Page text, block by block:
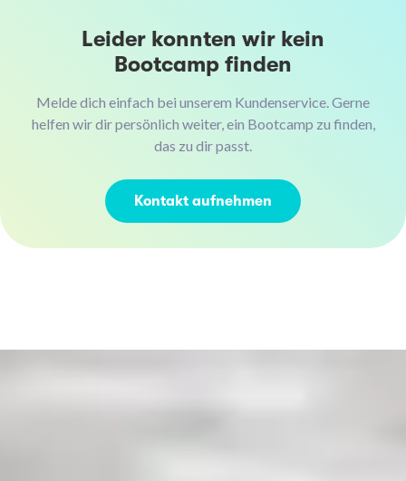
Leider konnten wir kein
Bootcamp finden
Melde dich einfach bei unserem Kundenservice. Gerne
helfen wir dir persönlich weiter, ein Bootcamp zu finden,
das zu dir passt.
Kontakt aufnehmen